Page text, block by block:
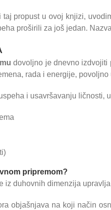
taj propust u ovoj knjizi,
proširili za još jedan.
dovoljno je dnevno izdvojiti
rada i energije,
i usavršavanju ličnosti,
pripremom?
iz duhovnih dimenzija
objašnjava na koji način